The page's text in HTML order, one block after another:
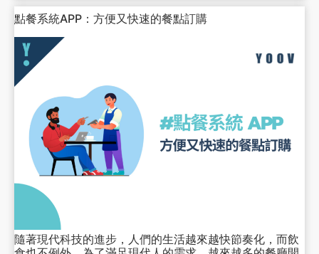
點餐系統APP：方便又快速的餐點訂購
隨著現代科技的進步，人們的生活越來越快節奏化，而飲